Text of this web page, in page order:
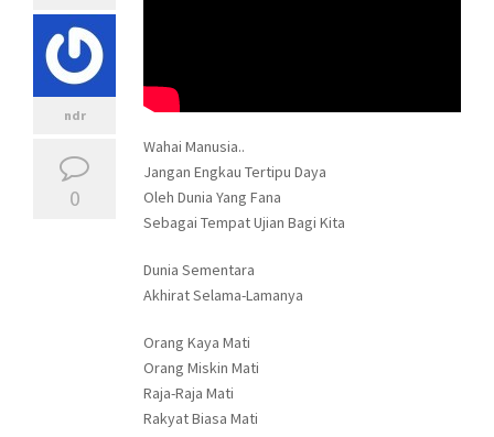
ndr
0
Wahai Manusia..
Jangan Engkau Tertipu Daya
Oleh Dunia Yang Fana
Sebagai Tempat Ujian Bagi Kita
Dunia Sementara
Akhirat Selama-Lamanya
Orang Kaya Mati
Orang Miskin Mati
Raja-Raja Mati
Rakyat Biasa Mati